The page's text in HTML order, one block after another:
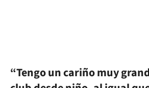
“Tengo un cariño muy